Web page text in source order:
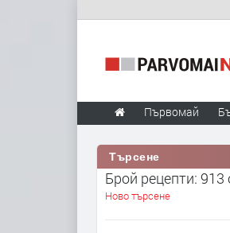
Първомай
Търсене
Брой рецепти:
Ново търсене